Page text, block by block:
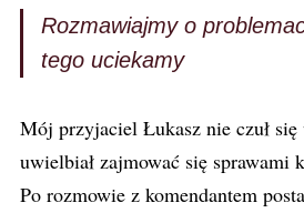
Rozmawiajmy o
tego uciekamy
Mój przyjaciel Łukasz nie czuł
uwielbiał zajmować się sprawami
Po rozmowie z komendantem